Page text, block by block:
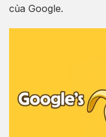
của Google.